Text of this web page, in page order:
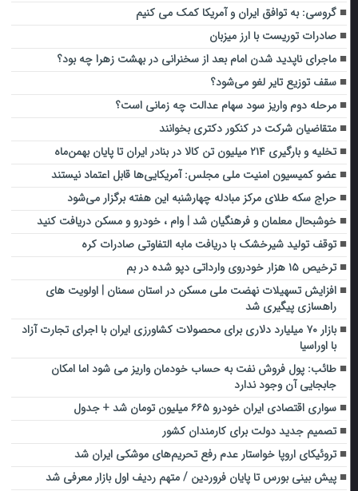
گروسی: به توافق ایران و آمریکا کمک می کنیم
صادرات توریست با ارز میزبان
ماجرای ناپدید شدن امام بعد از سخنرانی در بهشت زهرا چه بود؟
سقف توزیع تایر لغو می‌شود؟
مرحله دوم واریز سود سهام عدالت چه زمانی است؟
متقاضیان شرکت در کنکور دکتری بخوانند
تخلیه‌ و بارگیری ۲۱۴ میلیون تن کالا در بنادر ایران تا پایان بهمن‌ماه
عضو کمیسیون امنیت ملی مجلس: آمریکایی‌ها قابل اعتماد نیستند
حراج سکه طلای مرکز مبادله چهارشنبه این هفته برگزار می‌شود
خوشبحال معلمان و فرهنگیان شد | وام ، خودرو و مسکن دریافت کنید
توقف تولید شیرخشک با دریافت مابه التفاوتی صادرات کره
ترخیص ۱۵ هزار خودروی وارداتی دپو شده در بم
افزایش تسهیلات نهضت ملی مسکن در استان سمنان | اولویت های
راهسازی پیگیری شد
بازار ۷۰ میلیارد دلاری برای محصولات کشاورزی ایران با اجرای تجارت آزاد
با اوراسیا
طائب: پول فروش نفت به حساب خودمان واریز می شود اما امکان
جابجایی آن وجود ندارد
سواری اقتصادی ایران خودرو ۶۶۵ میلیون تومان شد + جدول
تصمیم جدید دولت برای کارمندان کشور
تروئیکای اروپا خواستار عدم رفع تحریم‌های موشکی ایران شد
پیش بینی بورس تا پایان فروردین / متهم ردیف اول بازار معرفی شد